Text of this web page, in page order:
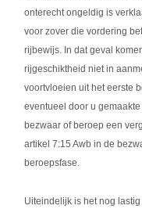
onterecht ongeldig is
voor zover die vordering
rijbewijs. In dat geval
rijgeschiktheid niet in
voortvloeien uit het eerste
eventueel door u
bezwaar of beroep een
artikel 7:15 Awb in de
beroepsfase.
Uiteindelijk is het nog